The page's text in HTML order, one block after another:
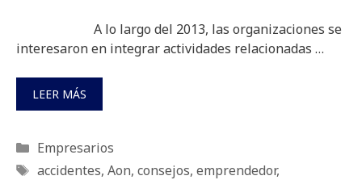
A lo largo del 2013, las organizaciones se
interesaron en integrar actividades relacionadas …
LEER MÁS
Categorías
Empresarios
Etiquetas
accidentes, Aon, consejos, emprendedor,